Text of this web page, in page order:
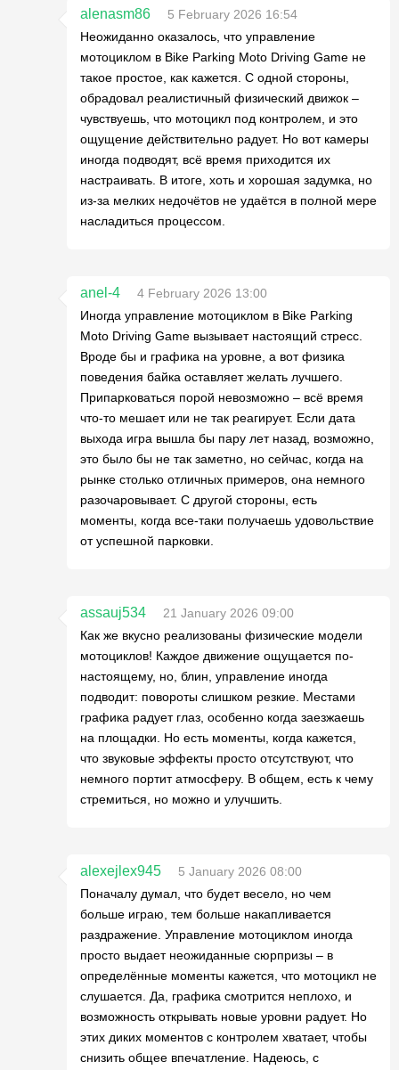
alenasm86
5 February 2026 16:54
Неожиданно оказалось, что управление
мотоциклом в Bike Parking Moto Driving Game не
такое простое, как кажется. С одной стороны,
обрадовал реалистичный физический движок –
чувствуешь, что мотоцикл под контролем, и это
ощущение действительно радует. Но вот камеры
иногда подводят, всё время приходится их
настраивать. В итоге, хоть и хорошая задумка, но
из-за мелких недочётов не удаётся в полной мере
насладиться процессом.
anel-4
4 February 2026 13:00
Иногда управление мотоциклом в Bike Parking
Moto Driving Game вызывает настоящий стресс.
Вроде бы и графика на уровне, а вот физика
поведения байка оставляет желать лучшего.
Припарковаться порой невозможно – всё время
что-то мешает или не так реагирует. Если дата
выхода игра вышла бы пару лет назад, возможно,
это было бы не так заметно, но сейчас, когда на
рынке столько отличных примеров, она немного
разочаровывает. С другой стороны, есть
моменты, когда все-таки получаешь удовольствие
от успешной парковки.
assauj534
21 January 2026 09:00
Как же вкусно реализованы физические модели
мотоциклов! Каждое движение ощущается по-
настоящему, но, блин, управление иногда
подводит: повороты слишком резкие. Местами
графика радует глаз, особенно когда заезжаешь
на площадки. Но есть моменты, когда кажется,
что звуковые эффекты просто отсутствуют, что
немного портит атмосферу. В общем, есть к чему
стремиться, но можно и улучшить.
alexejlex945
5 January 2026 08:00
Поначалу думал, что будет весело, но чем
больше играю, тем больше накапливается
раздражение. Управление мотоциклом иногда
просто выдает неожиданные сюрпризы – в
определённые моменты кажется, что мотоцикл не
слушается. Да, графика смотрится неплохо, и
возможность открывать новые уровни радует. Но
этих диких моментов с контролем хватает, чтобы
снизить общее впечатление. Надеюсь, с